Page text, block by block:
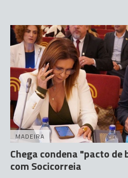
MADEIRA
Chega condena "pacto de
com Socicorreia